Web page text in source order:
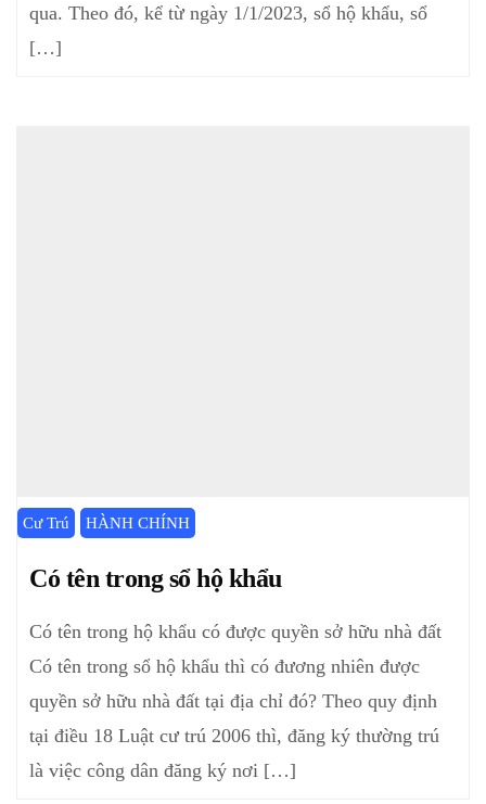
qua. Theo đó, kể từ ngày 1/1/2023, sổ hộ khẩu, sổ
[…]
Cư Trú HÀNH CHÍNH
Có tên trong sổ hộ khẩu
Có tên trong hộ khẩu có được quyền sở hữu nhà đất
Có tên trong sổ hộ khẩu thì có đương nhiên được
quyền sở hữu nhà đất tại địa chỉ đó? Theo quy định
tại điều 18 Luật cư trú 2006 thì, đăng ký thường trú
là việc công dân đăng ký nơi […]